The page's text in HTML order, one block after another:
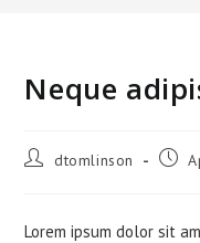
Neque
dtomlinson
Lorem ipsum dolor sit